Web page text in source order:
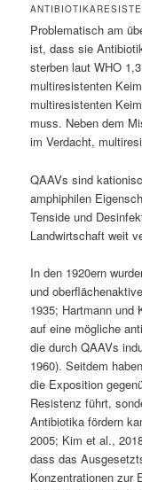
Problematisch am
ist, dass sie
sterben laut WHO
multiresistenten
multiresistenten
muss. Neben dem
im Verdacht,
QAAVs sind
amphiphilen
Tenside und
Landwirtschaft weit
In den 1920ern
und
1935; Hartmann und
auf eine mögliche
die durch QAAVs
1960). Seitdem
die Exposition
Resistenz führt,
Antibiotika fördern
2005; Kim et al.,
dass das
Konzentrationen zur